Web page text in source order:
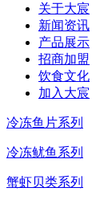
关于大宸
新闻资讯
产品展示
招商加盟
饮食文化
加入大宸
冷冻鱼片系列
冷冻鱿鱼系列
蟹虾贝类系列